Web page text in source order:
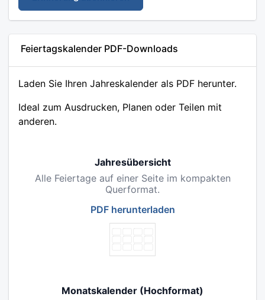
Feiertagskalender PDF-Downloads
Laden Sie Ihren Jahreskalender als PDF herunter.
Ideal zum Ausdrucken, Planen oder Teilen mit
anderen.
Jahresübersicht
Alle Feiertage auf einer Seite im kompakten
Querformat.
PDF herunterladen
Monatskalender (Hochformat)